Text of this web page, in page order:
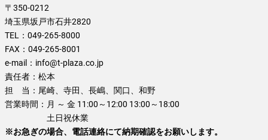
〒350-0212
埼玉県坂戸市石井2820
TEL： 049-265-8000
FAX： 049-265-8001
e-mail： info@t-plaza.co.jp
責任者： 松本
担 当： 尾崎、寺田、長嶋、関口、和野
営業時間： 月 ～ 金 11:00～12:00 13:00～18:00
土日祝休業
※お急ぎの場合、電話連絡にて納期確認をお願いします。